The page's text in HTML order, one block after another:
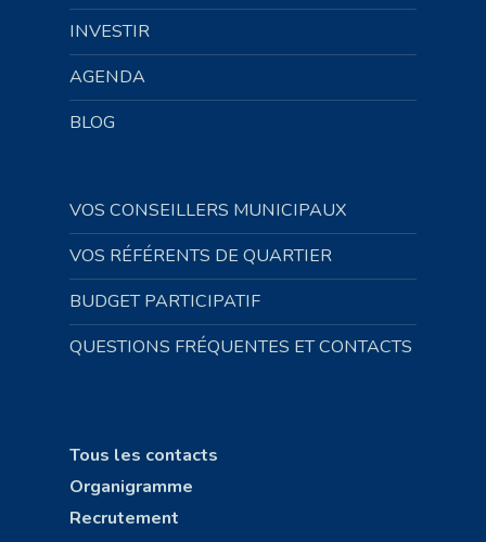
INVESTIR
AGENDA
BLOG
VOS CONSEILLERS MUNICIPAUX
VOS RÉFÉRENTS DE QUARTIER
BUDGET PARTICIPATIF
QUESTIONS FRÉQUENTES ET CONTACTS
Tous les contacts
Organigramme
Recrutement